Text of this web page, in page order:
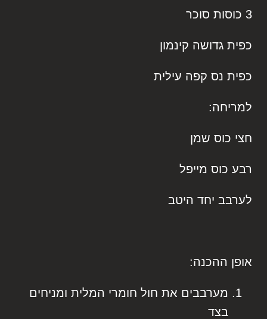
3 כוסות סוכר
כפית גדושה קינמון
כפית נס קפה עילית
למריחה:
חצי כוס שמן
רבע כוס מייפל
לערבב יחד היטב
אופן ההכנה:
מערבבים את חול חומרי המלית ומניחים
בצד